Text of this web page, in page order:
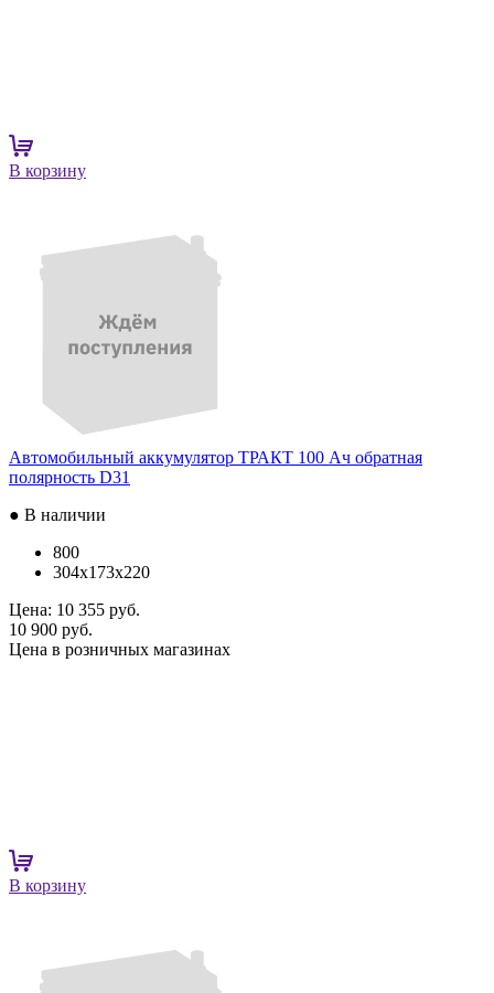
В корзину
Автомобильный аккумулятор ТРАКТ 100 Ач обратная
полярность D31
● В наличии
800
304x173x220
Цена: 10 355 руб.
10 900 руб.
Цена в розничных магазинах
В корзину